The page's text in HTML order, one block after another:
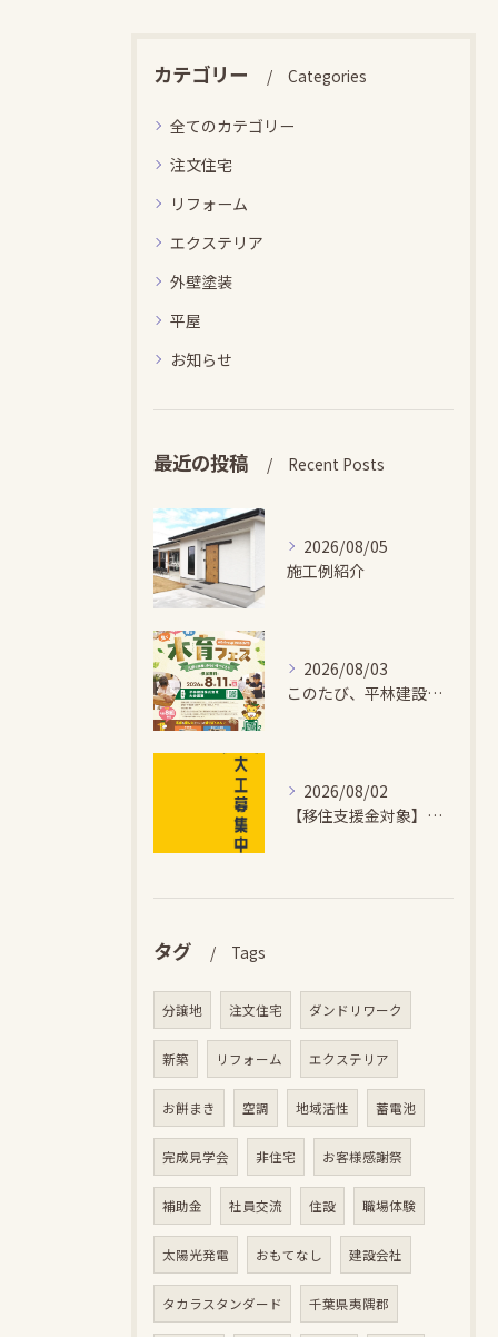
カテゴリー Categories
全てのカテゴリー
注文住宅
リフォーム
エクステリア
外壁塗装
平屋
お知らせ
最近の投稿 Recent Posts
2026/08/05
施工例紹介
2026/08/03
このたび、平林建設では、お子さまが木とふれあい・木について学...
2026/08/02
【移住支援金対象】【未経験歓迎】大多喜町で「見えないところも...
タグ Tags
分譲地 注文住宅 ダンドリワーク
新築 リフォーム エクステリア
お餅まき 空調 地域活性 蓄電池
完成見学会 非住宅 お客様感謝祭
補助金 社員交流 住設 職場体験
太陽光発電 おもてなし 建設会社
タカラスタンダード 千葉県夷隅郡